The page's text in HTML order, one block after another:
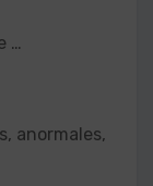
…
anormales,